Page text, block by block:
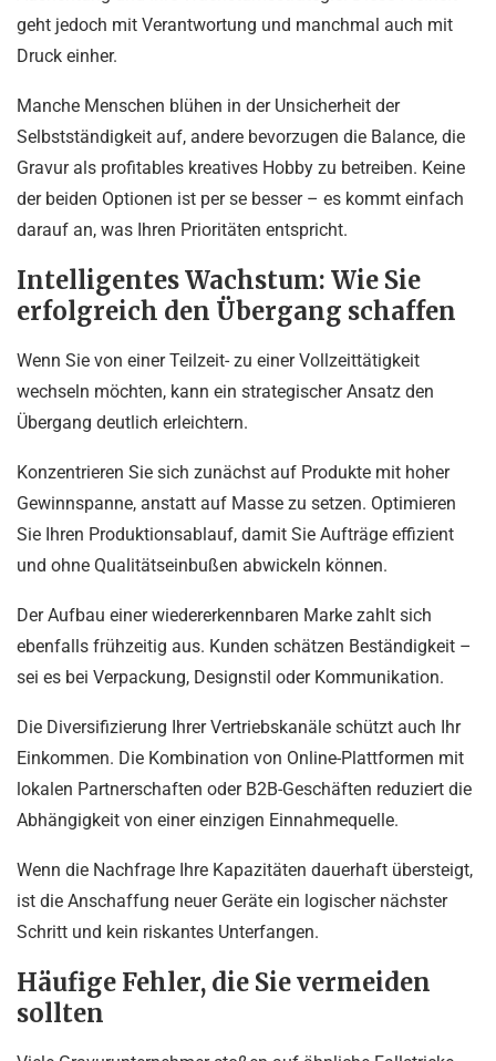
geht jedoch mit Verantwortung und manchmal auch mit
Druck einher.
Manche Menschen blühen in der Unsicherheit der
Selbstständigkeit auf, andere bevorzugen die Balance, die
Gravur als profitables kreatives Hobby zu betreiben. Keine
der beiden Optionen ist per se besser – es kommt einfach
darauf an, was Ihren Prioritäten entspricht.
Intelligentes Wachstum: Wie Sie
erfolgreich den Übergang schaffen
Wenn Sie von einer Teilzeit- zu einer Vollzeittätigkeit
wechseln möchten, kann ein strategischer Ansatz den
Übergang deutlich erleichtern.
Konzentrieren Sie sich zunächst auf Produkte mit hoher
Gewinnspanne, anstatt auf Masse zu setzen. Optimieren
Sie Ihren Produktionsablauf, damit Sie Aufträge effizient
und ohne Qualitätseinbußen abwickeln können.
Der Aufbau einer wiedererkennbaren Marke zahlt sich
ebenfalls frühzeitig aus. Kunden schätzen Beständigkeit –
sei es bei Verpackung, Designstil oder Kommunikation.
Die Diversifizierung Ihrer Vertriebskanäle schützt auch Ihr
Einkommen. Die Kombination von Online-Plattformen mit
lokalen Partnerschaften oder B2B-Geschäften reduziert die
Abhängigkeit von einer einzigen Einnahmequelle.
Wenn die Nachfrage Ihre Kapazitäten dauerhaft übersteigt,
ist die Anschaffung neuer Geräte ein logischer nächster
Schritt und kein riskantes Unterfangen.
Häufige Fehler, die Sie vermeiden
sollten